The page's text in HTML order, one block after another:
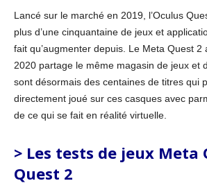
Lancé sur le marché en 2019, l’Oculus
plus d’une cinquantaine de jeux et
fait qu’augmenter depuis. Le Meta Quest 2
2020 partage le même magasin de jeux et
sont désormais des centaines de titres qui
directement joué sur ces casques avec
de ce qui se fait en réalité virtuelle.
> Les tests de jeux Meta
Quest 2